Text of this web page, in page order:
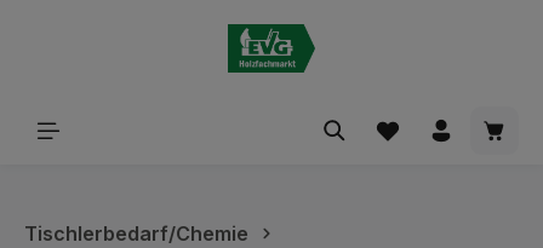
Tischlerbedarf/Chemie